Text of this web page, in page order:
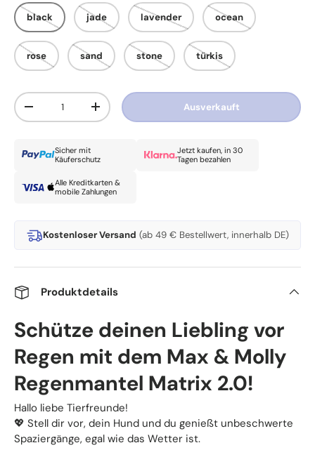
black jade lavender ocean
rose sand stone türkis
Anzahl
Menge verringernMenge erhöhen Ausverkauft
Sicher mit
Käuferschutz
Jetzt kaufen, in 30
Tagen bezahlen
Alle Kreditkarten &
mobile Zahlungen
Kostenloser Versand (ab 49 € Bestellwert, innerhalb DE)
Produktdetails
Schütze deinen Liebling vor
Regen mit dem Max & Molly
Regenmantel Matrix 2.0!
Hallo liebe Tierfreunde!
💖 Stell dir vor, dein Hund und du genießt unbeschwerte
Spaziergänge, egal wie das Wetter ist.